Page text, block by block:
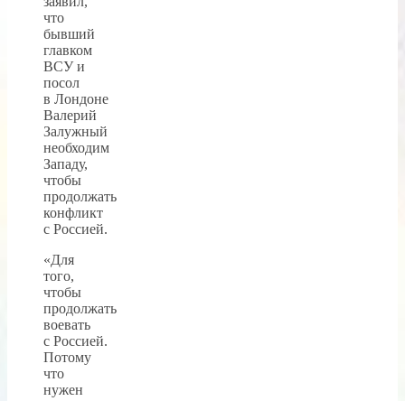
что
бывший
главком
ВСУ и
посол
в Лондоне
Валерий
Залужный
необходим
Западу,
чтобы
продолжать
конфликт
с Россией.
«Для
того,
чтобы
продолжать
воевать
с Россией.
Потому
что
нужен